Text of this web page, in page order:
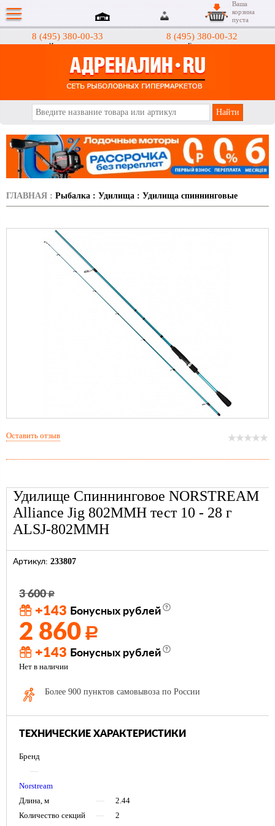
8 (495) 380-00-33
Интернет-магазин
8 (495) 380-00-32
Гипермаркеты
Ваша
корзина
пуста
ГЛАВНАЯ : Рыбалка : Удилища : Удилища спиннинговые
Удилище Спиннинговое NORSTREAM
Alliance Jig 802MMH тест 10 - 28 г
ALSJ-802MMH
Артикул: 233807
3 600 Р
+143 Бонусных рублей
2 860 Р
+143 Бонусных рублей
Нет в наличии
Более 900 пунктов самовывоза по России
ТЕХНИЧЕСКИЕ ХАРАКТЕРИСТИКИ
Бренд
—
Norstream
Длина, м
—
2.44
Количество секций
— 2
Оставить отзыв